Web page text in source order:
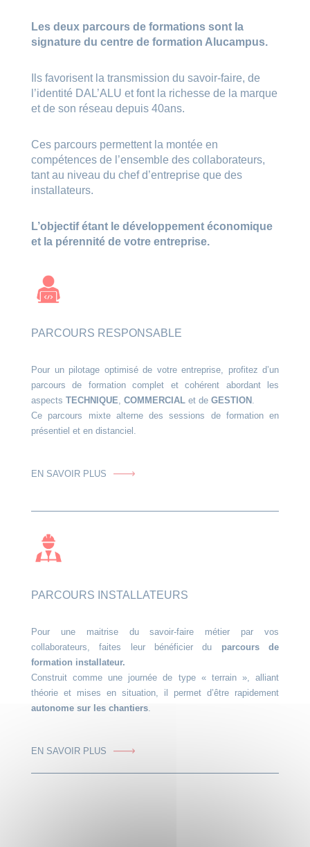
Les deux parcours de formations sont la
signature du centre de formation Alucampus.
Ils favorisent la transmission du savoir-faire, de
l’identité DAL’ALU et font la richesse de la marque
et de son réseau depuis 40ans.
Ces parcours permettent la montée en
compétences de l’ensemble des collaborateurs,
tant au niveau du chef d’entreprise que des
installateurs.
L’objectif étant le développement économique
et la pérennité de votre entreprise.
PARCOURS RESPONSABLE
Pour un pilotage optimisé de votre entreprise, profitez d’un
parcours de formation complet et cohérent abordant les
aspects TECHNIQUE, COMMERCIAL et de GESTION .
Ce parcours mixte alterne des sessions de formation en
présentiel et en distanciel.
EN SAVOIR PLUS
PARCOURS INSTALLATEURS
Pour une maitrise du savoir-faire métier par vos
collaborateurs, faites leur bénéficier du parcours de
formation installateur.
Construit comme une journée de type « terrain », alliant
théorie et mises en situation, il permet d’être rapidement
autonome sur les chantiers.
EN SAVOIR PLUS